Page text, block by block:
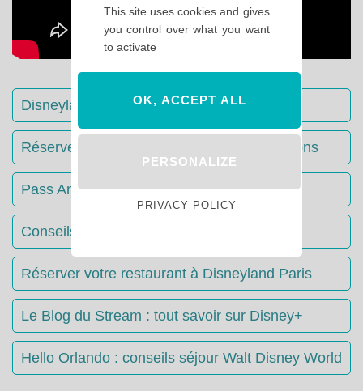
Disneyland Paris : Le guide complet
Réserver votre séjour : toutes les informations
Pass Annuels Disney : informations
Conseils & Astuces Disneyland Paris
Réserver votre restaurant à Disneyland Paris
Le Blog du Stream : tout savoir sur Disney+
Hello Orlando : conseils séjour Walt Disney World
This site uses cookies and gives
you control over what you want
to activate
OK, ACCEPT ALL
PERSONALIZE
PRIVACY POLICY